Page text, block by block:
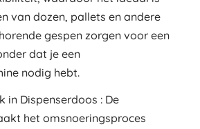
van dozen, pallets en andere
gespen zorgen voor een
dat je een
nodig hebt.
in Dispenserdoos : De
het omsnoeringsproces